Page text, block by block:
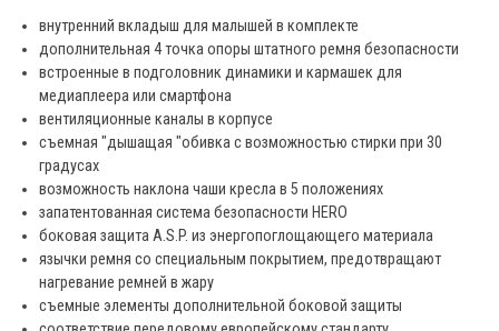
внутренний вкладыш для малышей в комплекте
дополнительная 4 точка опоры штатного ремня безопасности
встроенные в подголовник динамики и кармашек для
медиаплеера или смартфона
вентиляционные каналы в корпусе
съемная "дышащая "обивка с возможностью стирки при 30
градусах
возможность наклона чаши кресла в 5 положениях
запатентованная система безопасности HERO
боковая защита A.S.P. из энергопоглощающего материала
язычки ремня со специальным покрытием, предотвращают
нагревание ремней в жару
съемные элементы дополнительной боковой защиты